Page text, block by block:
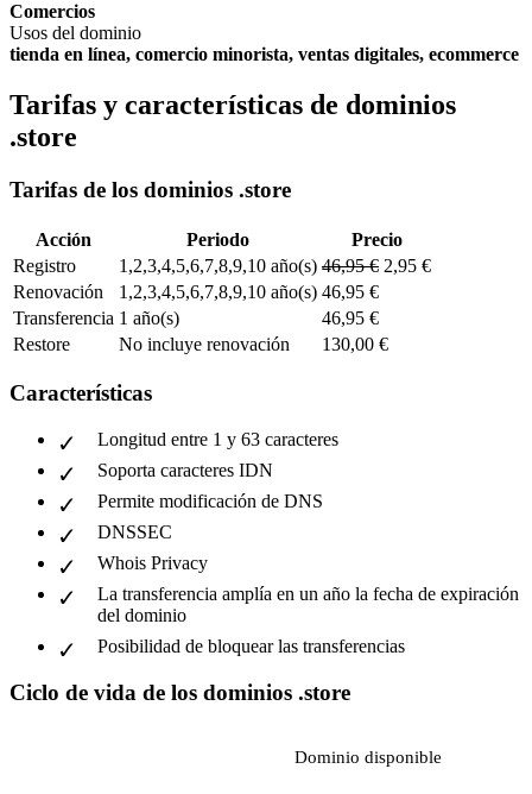
Comercios
Usos del dominio
tienda en línea, comercio minorista, ventas digitales, ecommerce
Tarifas y características de dominios
.store
Tarifas de los dominios .store
Acción Periodo
Precio
Registro
1,2,3,4,5,6,7,8,9,10 año(s) 46,95 € 2,95 €
Renovación
1,2,3,4,5,6,7,8,9,10 año(s) 46,95 €
Transferencia 1 año(s)
46,95 €
Restore
No incluye renovación 130,00 €
Características
Longitud entre 1 y 63 caracteres
Soporta caracteres IDN
Permite modificación de DNS
DNSSEC
Whois Privacy
La transferencia amplía en un año la fecha de expiración
del dominio
Posibilidad de bloquear las transferencias
Ciclo de vida de los dominios .store
Dominio disponible